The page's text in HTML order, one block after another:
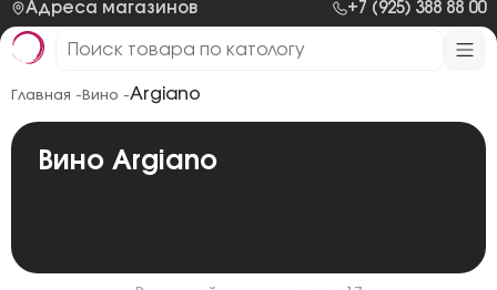
Адреса магазинов +7 (925) 388 88 00
Главная - Вино -Argiano
Вино Argiano